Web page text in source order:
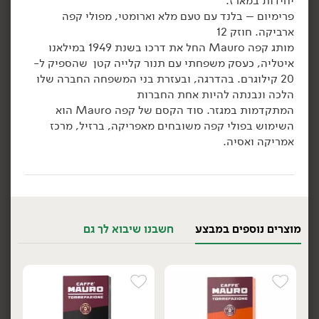
הוספה לסל הוספה לסל
379.00
₪/ יח׳
אורגני
90.00
₪/ יח׳
9.00 ₪ ל-100 מ״ל
הוספה לסל
פרימיום – בלנד עם טעם מלא וארומטי, מפולי קפה
ארביקה. חוזק 12
מותג קפה Mauro החל את דרכו בשנת 1949 במילאנו
איטליה, כעסק משפחתי עם תנור קלייה קטן שהספיק ל-
20 קילוגרם. בהדרגה, ובעזרת בני המשפחה החברה שלו
הלכה ונבנתה להיות אחת החברות
המתקדמות במגזר. סוד הקסם של קפה Mauro הוא
השימוש בפולי קפה משובחים מאפריקה, ברזיל, מרכז
אמריקה ואסיה.
מוצרים נוספים במבצע חשבנו שיבוא לך גם